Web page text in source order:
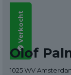
Verkocht
Alle foto's
(25)
Olof
1025 WV